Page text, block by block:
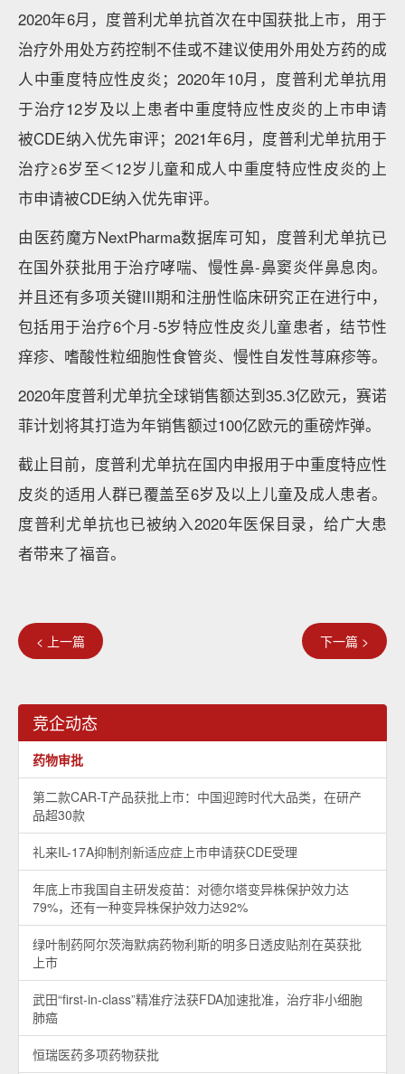
2020年6月，度普利尤单抗首次在中国获批上市，用于
治疗外用处方药控制不佳或不建议使用外用处方药的成
人中重度特应性皮炎；2020年10月，度普利尤单抗用
于治疗12岁及以上患者中重度特应性皮炎的上市申请
被CDE纳入优先审评；2021年6月，度普利尤单抗用于
治疗≥6岁至＜12岁儿童和成人中重度特应性皮炎的上
市申请被CDE纳入优先审评。
由医药魔方NextPharma数据库可知，度普利尤单抗已
在国外获批用于治疗哮喘、慢性鼻-鼻窦炎伴鼻息肉。
并且还有多项关键III期和注册性临床研究正在进行中，
包括用于治疗6个月-5岁特应性皮炎儿童患者，结节性
痒疹、嗜酸性粒细胞性食管炎、慢性自发性荨麻疹等。
2020年度普利尤单抗全球销售额达到35.3亿欧元，赛诺
菲计划将其打造为年销售额过100亿欧元的重磅炸弹。
截止目前，度普利尤单抗在国内申报用于中重度特应性
皮炎的适用人群已覆盖至6岁及以上儿童及成人患者。
度普利尤单抗也已被纳入2020年医保目录，给广大患
者带来了福音。
< 上一篇 下一篇 >
竞企动态
药物审批
第二款CAR-T产品获批上市：中国迎跨时代大品类，在研产
品超30款
礼来IL-17A抑制剂新适应症上市申请获CDE受理
年底上市我国自主研发疫苗：对德尔塔变异株保护效力达
79%，还有一种变异株保护效力达92%
绿叶制药阿尔茨海默病药物利斯的明多日透皮贴剂在英获批
上市
武田“first-in-class”精准疗法获FDA加速批准，治疗非小细胞
肺癌
恒瑞医药多项药物获批